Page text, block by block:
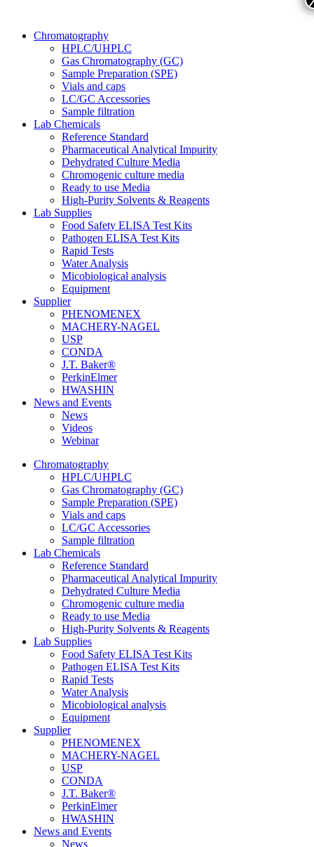
Chromatography
HPLC/UHPLC
Gas Chromatography (GC)
Sample Preparation (SPE)
Vials and caps
LC/GC Accessories
Sample filtration
Lab Chemicals
Reference Standard
Pharmaceutical Analytical Impurity
Dehydrated Culture Media
Chromogenic culture media
Ready to use Media
High-Purity Solvents & Reagents
Lab Supplies
Food Safety ELISA Test Kits
Pathogen ELISA Test Kits
Rapid Tests
Water Analysis
Micobiological analysis
Equipment
Supplier
PHENOMENEX
MACHERY-NAGEL
USP
CONDA
J.T. Baker®
PerkinElmer
HWASHIN
News and Events
News
Videos
Webinar
Chromatography
HPLC/UHPLC
Gas Chromatography (GC)
Sample Preparation (SPE)
Vials and caps
LC/GC Accessories
Sample filtration
Lab Chemicals
Reference Standard
Pharmaceutical Analytical Impurity
Dehydrated Culture Media
Chromogenic culture media
Ready to use Media
High-Purity Solvents & Reagents
Lab Supplies
Food Safety ELISA Test Kits
Pathogen ELISA Test Kits
Rapid Tests
Water Analysis
Micobiological analysis
Equipment
Supplier
PHENOMENEX
MACHERY-NAGEL
USP
CONDA
J.T. Baker®
PerkinElmer
HWASHIN
News and Events
News